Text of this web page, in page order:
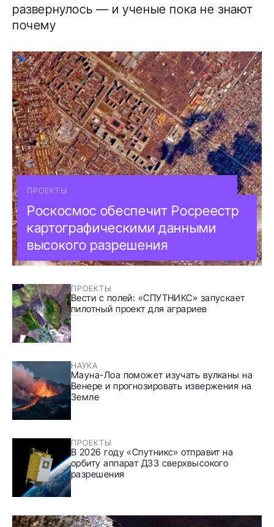
развернулось — и ученые пока не знают
почему
ПРОЕКТЫ
Роскосмос обеспечит Росреестр
картографическими данными
высокого разрешения
ПРОЕКТЫ
Вести с полей: «СПУТНИКС» запускает
пилотный проект для аграриев
НАУКА
Мауна-Лоа поможет изучать вулканы на
Венере и прогнозировать извержения на
Земле
ПРОЕКТЫ
В 2026 году «Спутникс» отправит на
орбиту аппарат ДЗЗ сверхвысокого
разрешения